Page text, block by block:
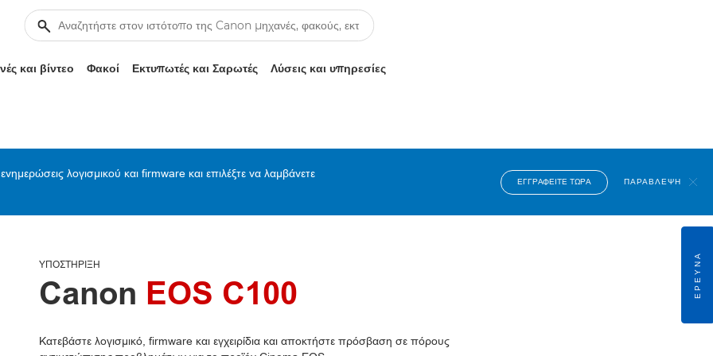
και βίντεο Φακοί Εκτυπωτές και Σαρωτές Λύσεις και υπηρεσίες
λογισμικού και firmware και επιλέξτε να λαμβάνετε
ΕΓΓΡΑΦΕΊΤΕ ΤΏΡΑ ΠΑΡΆΒΛΕΨΗ
ΥΠΟΣΤΉΡΙΞΗ
Canon EOS C100
Κατεβάστε λογισμικό, firmware και εγχειρίδια και αποκτήστε πρόσβαση σε πόρους
ΈΡΕΥΝΑ